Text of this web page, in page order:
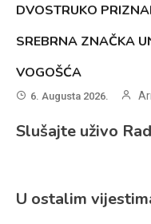
DVOSTRUKO
SREBRNA ZNAČKA
VOGOŠĆA
6. Augusta 2026.
Slušajte uživo
U ostalim